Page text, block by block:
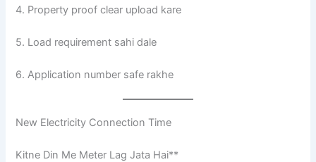
4. Property proof clear upload kare
5. Load requirement sahi dale
6. Application number safe rakhe
New Electricity Connection Time
Kitne Din Me Meter Lag Jata Hai**